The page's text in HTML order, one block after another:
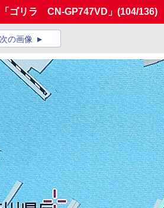
ゴリラ CN-GP747VD」 (104/136)
次の画像